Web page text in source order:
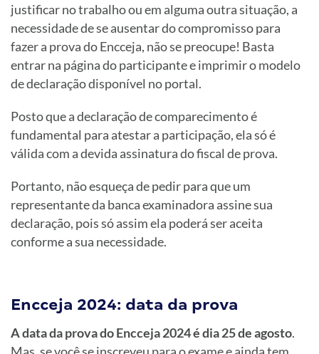
justificar no trabalho ou em alguma outra situação, a
necessidade de se ausentar do compromisso para
fazer a prova do Encceja, não se preocupe! Basta
entrar na página do participante e imprimir o modelo
de declaração disponível no portal.
Posto que a declaração de comparecimento é
fundamental para atestar a participação, ela só é
válida com a devida assinatura do fiscal de prova.
Portanto, não esqueça de pedir para que um
representante da banca examinadora assine sua
declaração, pois só assim ela poderá ser aceita
conforme a sua necessidade.
Encceja 2024: data da prova
A data da prova do Encceja 2024 é dia 25 de agosto.